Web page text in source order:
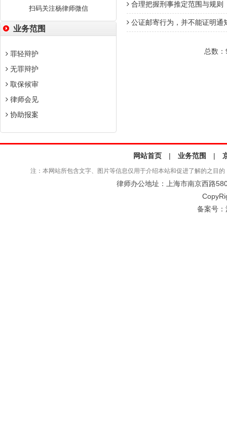
扫码关注杨律师微信
业务范围
罪轻辩护
无罪辩护
取保候审
律师会见
协助报案
合理把握刑事推定范围与规则
公证邮寄行为，并不能证明通
总数
网站首页 | 业务范围 |
注：本网站所包含文字、图片等信息仅用于介绍本站和促进了解的之目
律师办公地址：上海市南京西路
备案号：